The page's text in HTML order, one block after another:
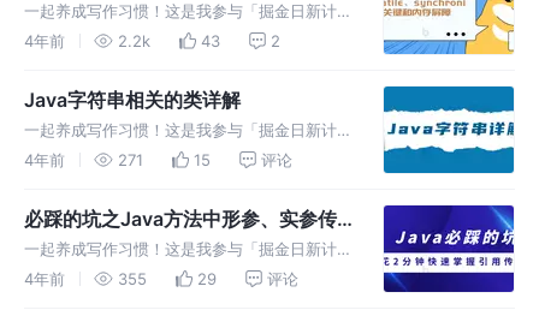
和内存屏障(Memory Barrier)
一起养成写作习惯！这是我参与「掘金日新计划
· 4 月更文挑战」的第6天，点击查看活动详
首先我们得知道电脑中时钟脉冲的作用，如下：
4年前 2.2k 43 2
Java字符串相关的类详解
一起养成写作习惯！这是我参与「掘金日新计划
· 4 月更文挑战」的第4天，点击查看活动详
使用一对""引起来表示。 1.String
4年前 271 15 评论
必踩的坑之Java方法中形参、实参传
递
一起养成写作习惯！这是我参与「掘金日新计划
· 4 月更文挑战」的第2天，点击查看活动详
4年前 355 29 评论